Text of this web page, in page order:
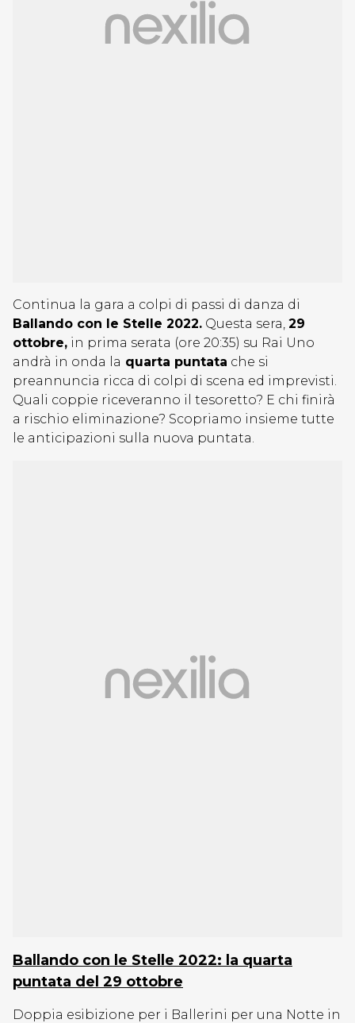
Continua la gara a colpi di passi di danza di
Ballando con le Stelle 2022. Questa sera, 29
ottobre, in prima serata (ore 20:35) su Rai Uno
andrà in onda la quarta puntata che si
preannuncia ricca di colpi di scena ed imprevisti.
Quali coppie riceveranno il tesoretto? E chi finirà
a rischio eliminazione? Scopriamo insieme tutte
le anticipazioni sulla nuova puntata.
Ballando con le Stelle 2022: la quarta
puntata del 29 ottobre
Doppia esibizione per i Ballerini per una Notte in